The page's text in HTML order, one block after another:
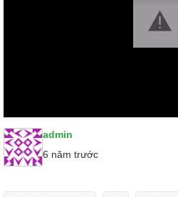
admin
6 năm trước